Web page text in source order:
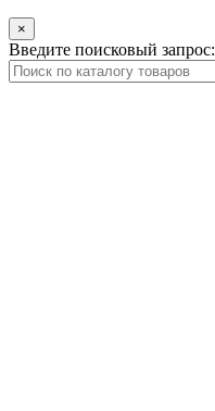
×
Введите поисковый запрос: